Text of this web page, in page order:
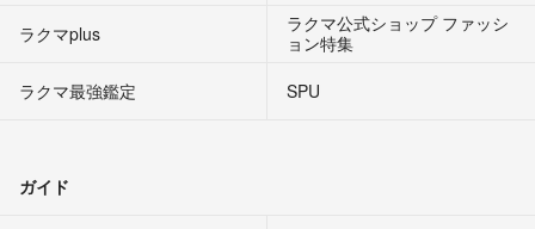
ラクマplus
ラクマ公式ショップ ファッシ
ョン特集
ラクマ最強鑑定
SPU
ガイド